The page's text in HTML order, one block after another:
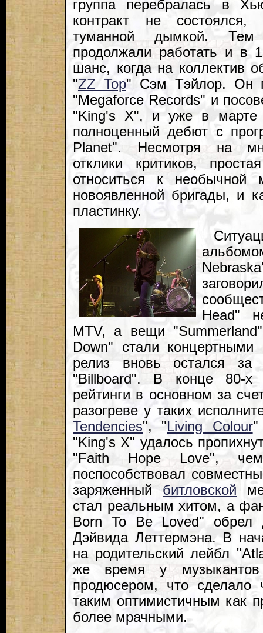
группа перебралась в
контракт не
туманной дымкой.
продолжали работать и в
шанс, когда на коллектив
"ZZ Top" Сэм Тэйлор. Он
"Megaforce Records" и
"King's X", и уже в марте
полноценный дебют с
Planet". Несмотря на
отклики критиков,
относиться к необычной
новоявленной бригады, и
пластинку.
Head"
MTV, а вещи
Down" стали
релиз вновь остался за
"Billboard". В конце 80-х
рейтинги в основном за
разогреве у таких
Tendencies", "Living Colour"
"King's X" удалось
"Faith Hope Love",
поспособствовал
заряженный битловской
стал реальным хитом, а
Born To Be Loved" обрел
Дэйвида Леттермэна. В
на родительский лейбл
же время у
продюсером, что сделало
таким оптимистичным как
более мрачными.